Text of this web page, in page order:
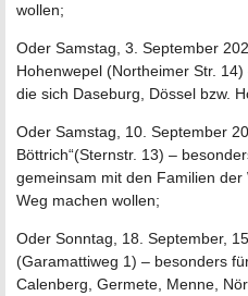
wollen;
Oder Samstag, 3. September
Hohenwepel (Northeimer Str.
die sich Daseburg, Dössel bzw.
Oder Samstag, 10. September
Böttrich“(Sternstr. 13) –
gemeinsam mit den Familien
Weg machen wollen;
Oder Sonntag, 18. September,
(Garamattiweg 1) – besonders
Calenberg, Germete, Menne,